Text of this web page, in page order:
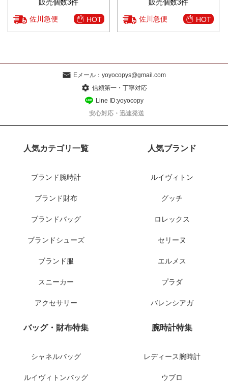
販売個数3件
佐川急便 HOT
販売個数3件
佐川急便 HOT
Eメール： yoyocopys@gmail.com
信頼第一・丁寧対応
Line ID:yoyocopy
安心対応・迅速発送
人気カテゴリ一覧
ブランド腕時計
ブランド財布
ブランドバッグ
ブランドシューズ
ブランド服
スニーカー
アクセサリー
人気ブランド
ルイヴィトン
グッチ
ロレックス
セリーヌ
エルメス
プラダ
バレンシアガ
バッグ・財布特集
シャネルバッグ
ルイヴィトンバッグ
腕時計特集
レディース腕時計
ウブロ